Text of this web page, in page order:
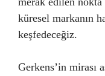
küresel markanın
keşfedeceğiz.
Gerkens’in mirası